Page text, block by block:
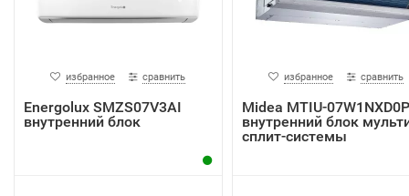
избранное сравнить
Energolux SMZS07V3AI
внутренний блок
избранное сравнить
Midea MTIU-07W1NXD0P
внутренний блок
сплит-системы